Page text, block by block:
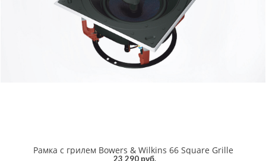
Рамка с грилем Bowers & Wilkins 66 Square Grille
23 290 руб.